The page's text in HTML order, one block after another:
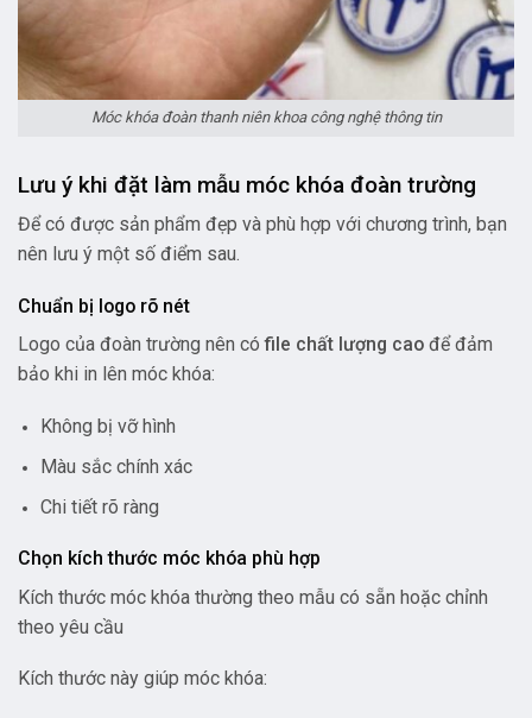
Móc khóa đoàn thanh niên khoa công nghệ thông tin
Lưu ý khi đặt làm mẫu móc khóa đoàn trường
Để có được sản phẩm đẹp và phù hợp với chương trình, bạn
nên lưu ý một số điểm sau.
Chuẩn bị logo rõ nét
Logo của đoàn trường nên cófile chất lượng cao để đảm
bảo khi in lên móc khóa:
Không bị vỡ hình
Màu sắc chính xác
Chi tiết rõ ràng
Chọn kích thước móc khóa phù hợp
Kích thước móc khóa thường theo mẫu có sẵn hoặc chỉnh
theo yêu cầu
Kích thước này giúp móc khóa: